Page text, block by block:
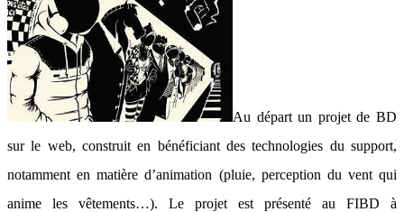
Au départ un projet de BD
sur le web, construit en bénéficiant des technologies du support,
notamment en matière d’animation (pluie, perception du vent qui
anime les vêtements…). Le projet est présenté au FIBD à